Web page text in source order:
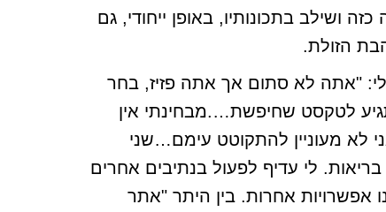
ושילב בתכונותיו, באופן ייחודי, גם
הזולת.
כתב אלי: "אתה לא סתום אך אתה פזיז, בחר
לטקסט שחיפשת….מבחינתי אין
לא מעוניין להתקוטט עימם…שני
לי עדיף לפעול בנתיבים אחרים
אפשרויות אחרות. בין היתר "אתר